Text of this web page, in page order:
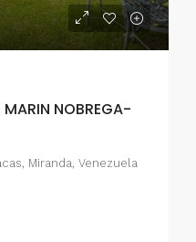
MARIN NOBREGA-
Miranda, Venezuela